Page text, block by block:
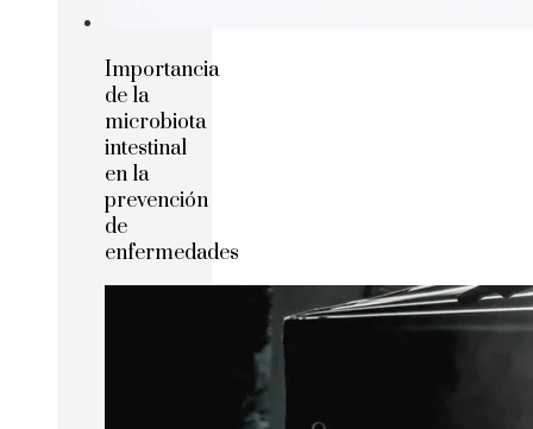
Importancia
de la
microbiota
intestinal
en la
prevención
de
enfermedades